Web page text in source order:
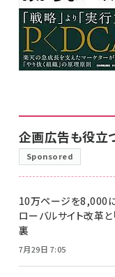
企画広告も役立
Sponsored
10万ページを8,000
ローバルサイト改革
裏
7月29日 7:05